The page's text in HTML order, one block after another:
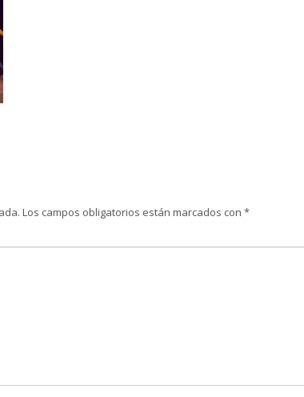
Los campos obligatorios están marcados con *